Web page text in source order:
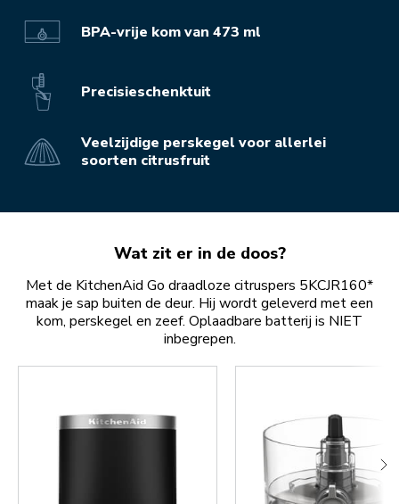
BPA-vrije kom van 473 ml
Precisieschenktuit
Veelzijdige perskegel voor allerlei
soorten citrusfruit
Wat zit er in de doos?
Met de KitchenAid Go draadloze citruspers 5KCJR160*
maak je sap buiten de deur. Hij wordt geleverd met een
kom, perskegel en zeef. Oplaadbare batterij is NIET
inbegrepen.